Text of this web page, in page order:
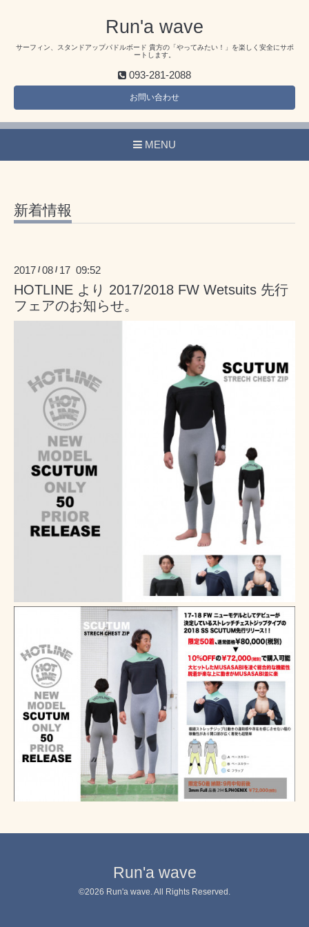
Run'a wave
サーフィン、スタンドアップパドルボード 貴方の「やってみたい！」を楽しく安全にサポ
ートします。
093-281-2088
お問い合わせ
MENU
新着情報
2017 /08 / 17 09:52
HOTLINE より 2017/2018 FW Wetsuits 先行
フェアのお知らせ。
Run'a wave
©2026 Run'a wave . All Rights Reserved.